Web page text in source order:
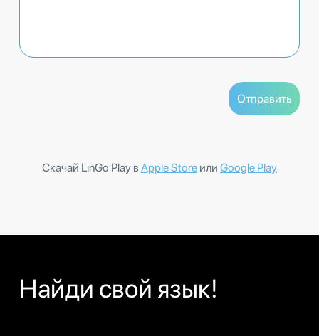
Скачай LinGo Play в Apple Store или Google Play
Найди свой язык!